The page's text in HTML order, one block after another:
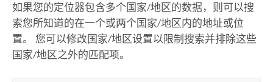
如果您的定位器包含多个国家/地区的数据，则可以搜
索您所知道的在一个或两个国家/地区内的地址或位
置。 您可以修改国家/地区设置以限制搜索并排除这些
国家/地区之外的匹配项。